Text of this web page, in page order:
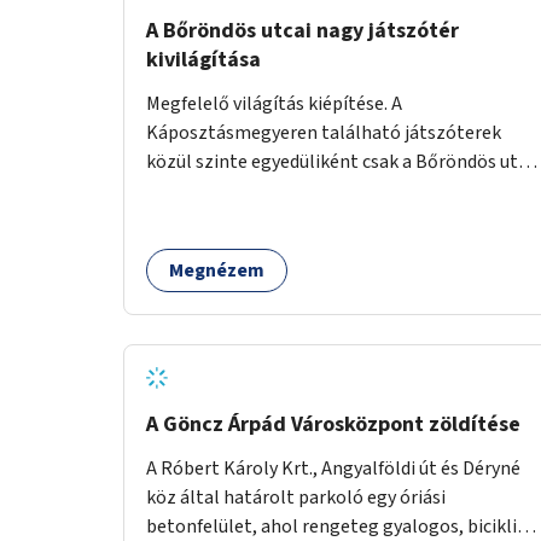
A Bőröndös utcai nagy játszótér
kivilágítása
Megfelelő világítás kiépítése. A
Káposztásmegyeren található játszóterek
közül szinte egyedüliként csak a Bőröndös utca
miatt a őszi és téli hónapokban nem lehet ide
járni a gyerekekkel.
Megnézem
A Göncz Árpád Városközpont zöldítése
A Róbert Károly Krt., Angyalföldi út és Déryné
köz által határolt parkoló egy óriási
betonfelület, ahol rengeteg gyalogos, biciklis